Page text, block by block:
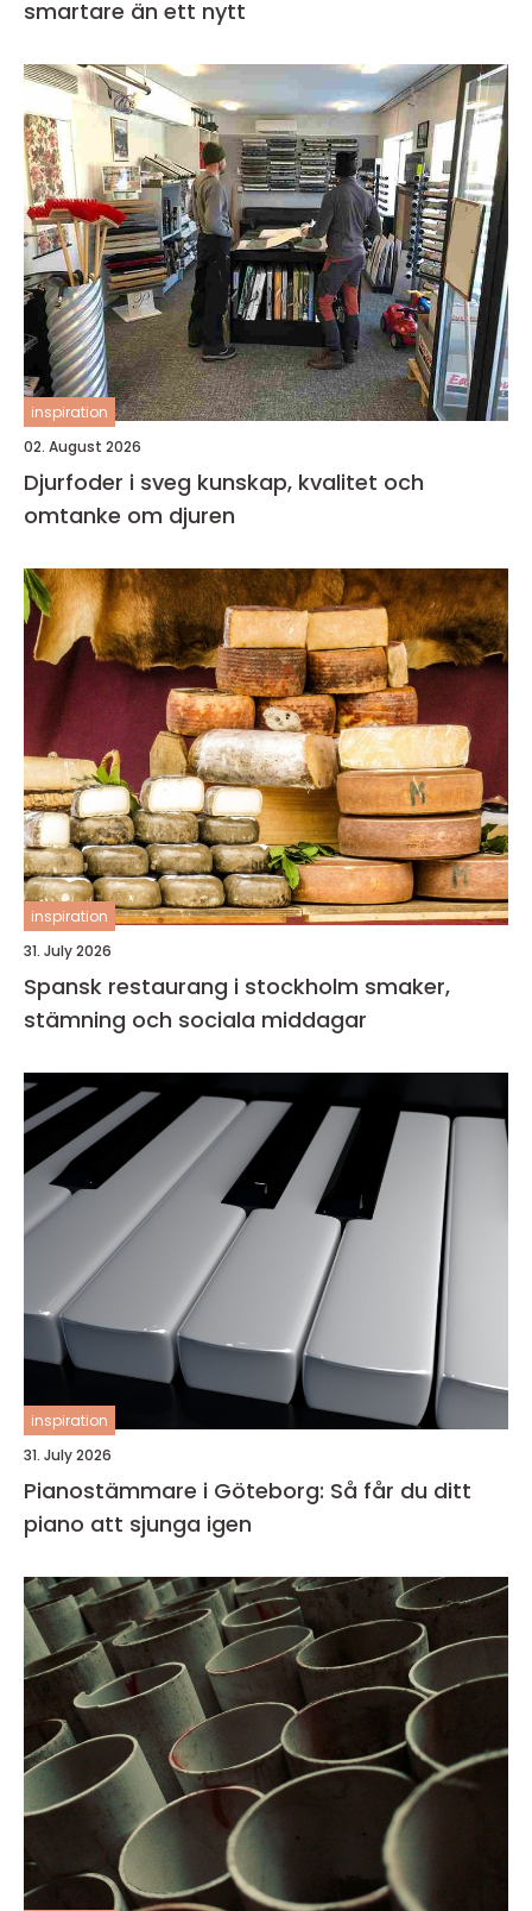
smartare än ett nytt
inspiration
02. August 2026
Djurfoder i sveg kunskap, kvalitet och
omtanke om djuren
inspiration
31. July 2026
Spansk restaurang i stockholm smaker,
stämning och sociala middagar
inspiration
31. July 2026
Pianostämmare i Göteborg: Så får du ditt
piano att sjunga igen